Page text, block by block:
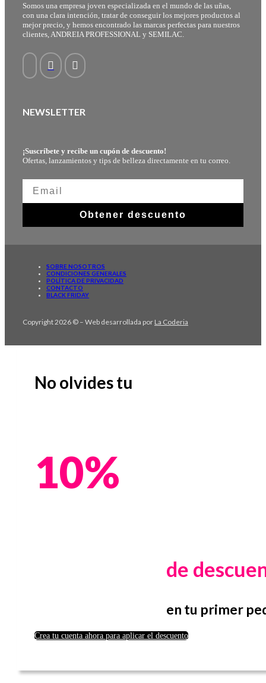
Somos una empresa joven especializada en el mundo de las uñas,
con una clara intención, tratar de conseguir los mejores productos al
mejor precio, y hemos encontrado las marcas perfectas para nuestros
clientes, ANDREIA PROFESSIONAL y SEMILAC.
NEWSLETTER
¡Suscríbete y recibe un cupón de descuento!
Ofertas, lanzamientos y tips de belleza directamente en tu correo.
Obtener descuento
SOBRE NOSOTROS
CONDICIONES GENERALES
POLÍTICA DE PRIVACIDAD
CONTACTO
BLACK FRIDAY
Copyright 2026 © – Web desarrollada por La Coderia
No olvides tu
10%
de
en tu primer
Crea tu cuenta ahora para aplicar el descuento